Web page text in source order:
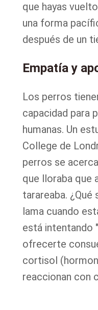
que hayas
una forma
después de un
Empatía y
Los perros
capacidad para
humanas. Un
College de
perros se
que lloraba que
tarareaba.
lama cuando
está intentando
ofrecerte
cortisol
reaccionan con